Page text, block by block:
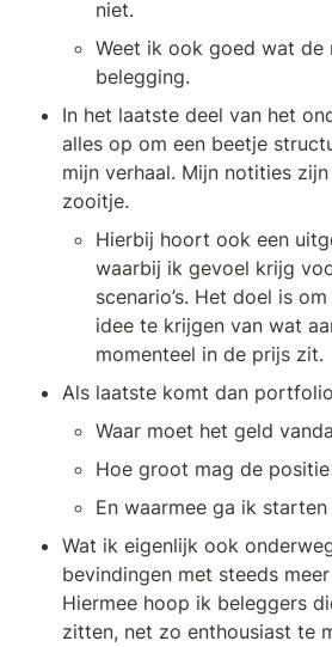
niet.
Weet ik ook goed wat de
belegging.
In het laatste deel van het
alles op om een beetje
mijn verhaal. Mijn notities
zooitje.
Hierbij hoort ook een
waarbij ik gevoel krijg
scenario’s. Het doel is
idee te krijgen van wat
momenteel in de prijs zit.
Als laatste komt dan
Waar moet het geld
Hoe groot mag de
En waarmee ga ik
Wat ik eigenlijk ook
bevindingen met steeds
Hiermee hoop ik beleggers
zitten, net zo enthousiast te